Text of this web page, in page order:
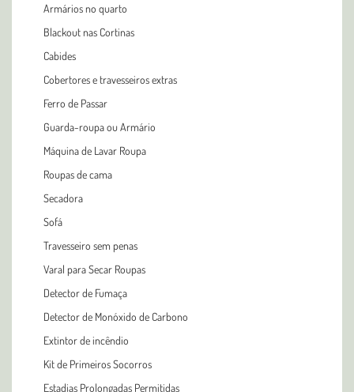
Armários no quarto
Blackout nas Cortinas
Cabides
Cobertores e travesseiros extras
Ferro de Passar
Guarda-roupa ou Armário
Máquina de Lavar Roupa
Roupas de cama
Secadora
Sofá
Travesseiro sem penas
Varal para Secar Roupas
Detector de Fumaça
Detector de Monóxido de Carbono
Extintor de incêndio
Kit de Primeiros Socorros
Estadias Prolongadas Permitidas